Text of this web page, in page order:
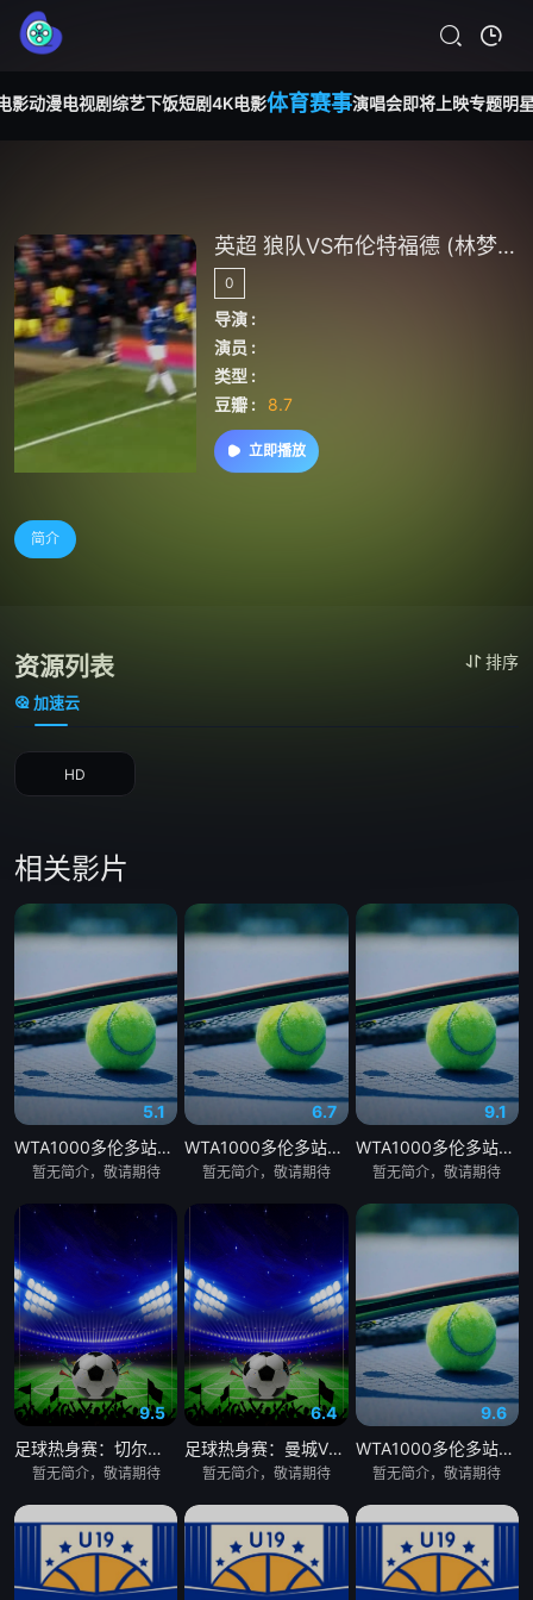
影动漫电视剧综艺下饭短剧4K电影体育赛事演唱会即将上映专题明
英超 狼队VS布伦特福德 (林梦鸽) 20240210
0
导演 :
演员 :
类型 :
豆瓣 :
8.7
立即播放
简介
资源列表 排序
加速云
HD
相关影片
5.1
WTA1000多伦多站女单第二轮：贝莱克VS斯瓦泰克
暂无简介，敬请期待
6.7
WTA1000多伦多站女单第二轮：萨巴伦卡VS内岛萌夏
暂无简介，敬请期待
9.1
WTA1000多伦多站女单第二轮：科斯秋克VS谢博芙
暂无简介，敬请期待
9.5
足球热身赛：切尔西VS尤文图斯20260805
暂无简介，敬请期待
6.4
足球热身赛：曼城VSK联赛全明星20260805
暂无简介，敬请期待
9.6
WTA1000多伦多站女单第二轮：陶森VS巴图科娃
暂无简介，敬请期待